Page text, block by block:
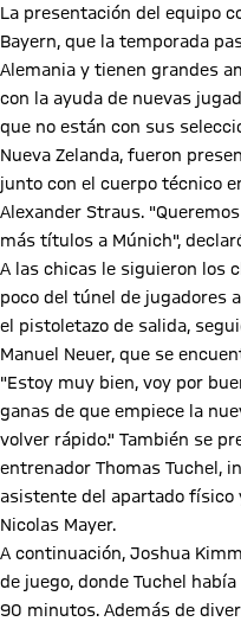
La presentación del equipo
Bayern, que la temporada
Alemania y tienen grandes
con la ayuda de nuevas
que no están con sus
Nueva Zelanda, fueron
junto con el cuerpo técnico
Alexander Straus.
más títulos a Múnich",
A las chicas le siguieron los
poco del túnel de jugadores
el pistoletazo de salida,
Manuel Neuer, que se
"Estoy muy bien, voy por
ganas de que empiece la
volver rápido." También se
entrenador Thomas Tuchel,
asistente del apartado físico
Nicolas Mayer.
A continuación, Joshua
de juego, donde Tuchel
90 minutos. Además de